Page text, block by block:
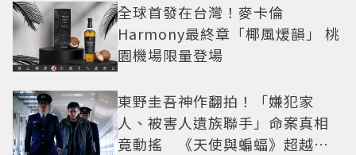
全球首發在台灣！麥卡倫
Harmony最終章「椰風煖韻」 桃
園機場限量登場
東野圭吾神作翻拍！「嫌犯家
人、被害人遺族聯手」命案真相
竟動搖 《天使與蝙蝠》超越懸